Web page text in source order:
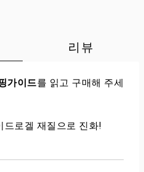
리뷰
가이드를 읽고 구매해 주세
드로겔 재질으로 진화!